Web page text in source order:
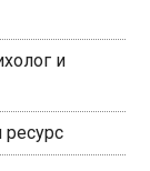
и
ресурс